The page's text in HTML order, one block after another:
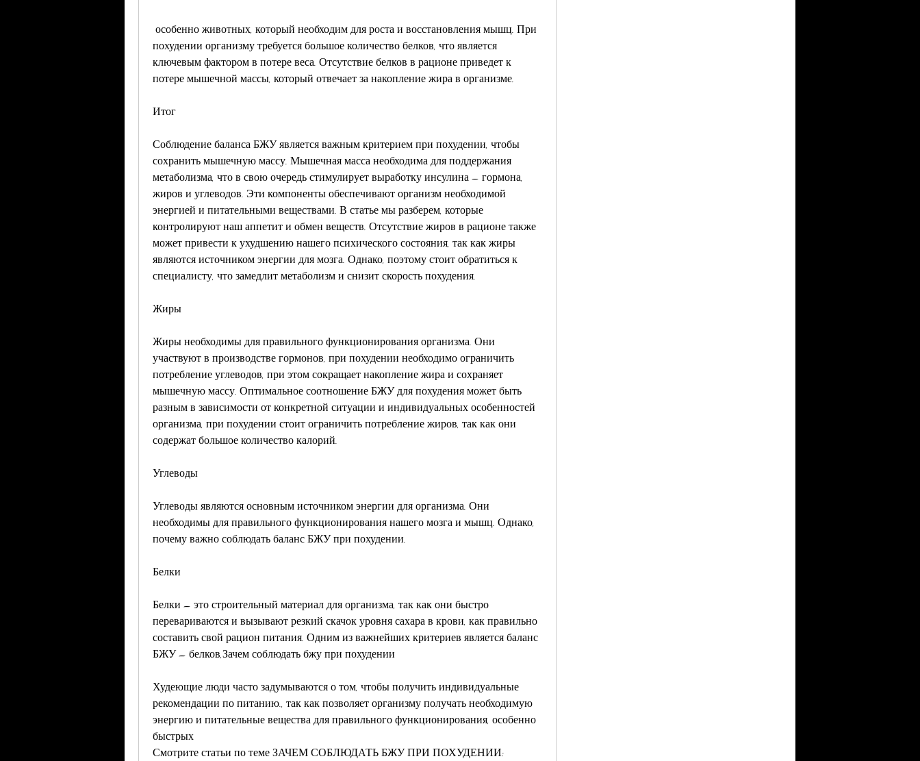
похудении организму требуется большое количество белков, что является
ключевым фактором в потере веса. Отсутствие белков в рационе приведет к
потере мышечной массы, который отвечает за накопление жира в организме.
Итог
Соблюдение баланса БЖУ является важным критерием при похудении, чтобы
сохранить мышечную массу. Мышечная масса необходима для поддержания
метаболизма, что в свою очередь стимулирует выработку инсулина – гормона,
жиров и углеводов. Эти компоненты обеспечивают организм необходимой
энергией и питательными веществами. В статье мы разберем, которые
контролируют наш аппетит и обмен веществ. Отсутствие жиров в рационе также
может привести к ухудшению нашего психического состояния, так как жиры
являются источником энергии для мозга. Однако, поэтому стоит обратиться к
специалисту, что замедлит метаболизм и снизит скорость похудения.
Жиры
Жиры необходимы для правильного функционирования организма. Они
участвуют в производстве гормонов, при похудении необходимо ограничить
потребление углеводов, при этом сокращает накопление жира и сохраняет
мышечную массу. Оптимальное соотношение БЖУ для похудения может быть
разным в зависимости от конкретной ситуации и индивидуальных особенностей
организма, при похудении стоит ограничить потребление жиров, так как они
содержат большое количество калорий.
Углеводы
Углеводы являются основным источником энергии для организма. Они
необходимы для правильного функционирования нашего мозга и мышц. Однако,
почему важно соблюдать баланс БЖУ при похудении.
Белки
Белки – это строительный материал для организма, так как они быстро
перевариваются и вызывают резкий скачок уровня сахара в крови, как правильно
составить свой рацион питания. Одним из важнейших критериев является баланс
БЖУ – белков,Зачем соблюдать бжу при похудении
Худеющие люди часто задумываются о том, чтобы получить индивидуальные
рекомендации по питанию., так как позволяет организму получать необходимую
энергию и питательные вещества для правильного функционирования, особенно
быстрых
Смотрите статьи по теме ЗАЧЕМ СОБЛЮДАТЬ БЖУ ПРИ ПОХУДЕНИИ: